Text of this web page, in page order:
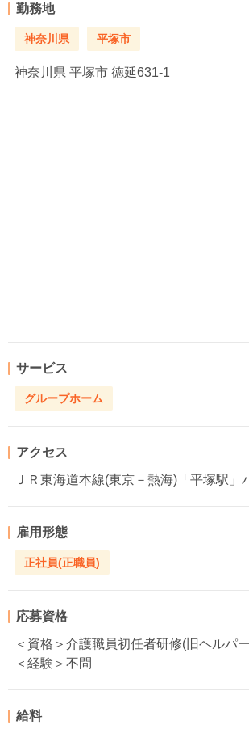
勤務地
神奈川県 平塚市
神奈川県 平塚市 徳延631-1
サービス
グループホーム
アクセス
ＪＲ東海道本線(東京－熱海)「平塚駅」
雇用形態
正社員(正職員)
応募資格
＜資格＞介護職員初任者研修(旧ヘルパ
＜経験＞不問
給料